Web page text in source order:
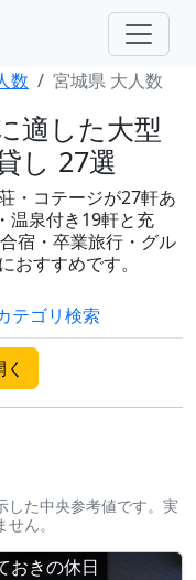
数 宮城県 大人数
適した大型
し 27選
・コテージが27軒あ
温泉付き19軒と充
宿・卒業旅行・グル
おすすめです。
テゴリ検索
した中央参考値です。実
ん。
おきの休日